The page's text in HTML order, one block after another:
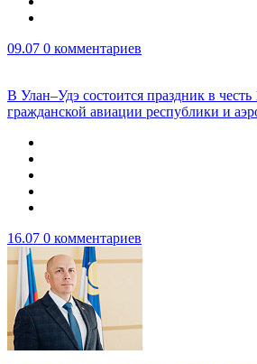
09.07 0 комментариев
В Улан–Удэ состоится праздник в честь
гражданской авиации республики и
16.07 0 комментариев